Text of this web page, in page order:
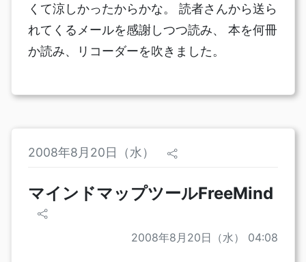
くて涼しかったからかな。 読者さんから送ら
れてくるメールを感謝しつつ読み、 本を何冊
か読み、リコーダーを吹きました。
2008年8月20日（水）
マインドマップツールFreeMind
2008年8月20日（水） 04:08